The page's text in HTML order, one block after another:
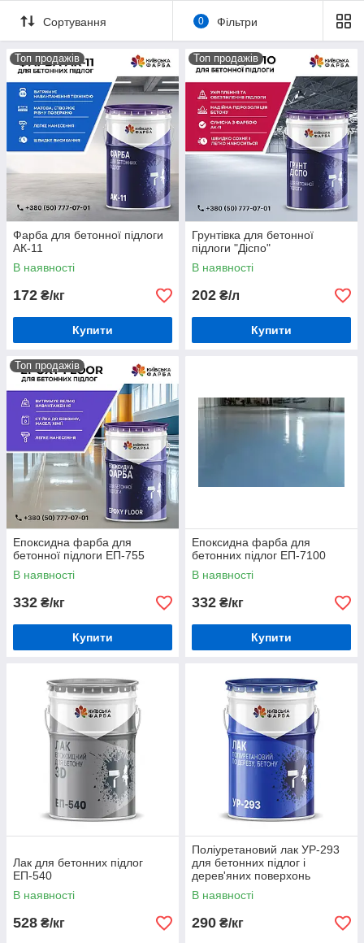
Сортування 0 Фільтри
Топ продажів
Фарба для бетонної підлоги
АК-11
В наявності
172 ₴/кг
Купити
Топ продажів
Грунтівка для бетонної
підлоги "Діспо"
В наявності
202 ₴/л
Купити
Топ продажів
Епоксидна фарба для
бетонної підлоги ЕП-755
В наявності
332 ₴/кг
Купити
Епоксидна фарба для
бетонних підлог ЕП-7100
В наявності
332 ₴/кг
Купити
Лак для бетонних підлог
ЕП-540
В наявності
528 ₴/кг
Поліуретановий лак УР-293
для бетонних підлог і
дерев'яних поверхонь
В наявності
290 ₴/кг